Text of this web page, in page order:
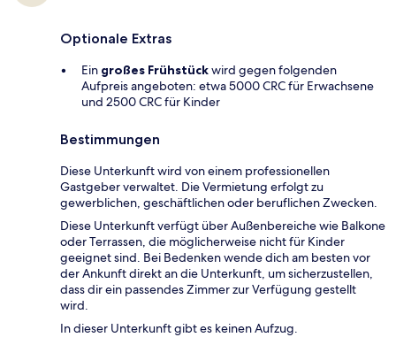
Optionale Extras
Ein großes Frühstückwird gegen folgenden
Aufpreis angeboten: etwa 5000 CRC für Erwachsene
und 2500 CRC für Kinder
Bestimmungen
Diese Unterkunft wird von einem professionellen
Gastgeber verwaltet. Die Vermietung erfolgt zu
gewerblichen, geschäftlichen oder beruflichen Zwecken.
Diese Unterkunft verfügt über Außenbereiche wie Balkone
oder Terrassen, die möglicherweise nicht für Kinder
geeignet sind. Bei Bedenken wende dich am besten vor
der Ankunft direkt an die Unterkunft, um sicherzustellen,
dass dir ein passendes Zimmer zur Verfügung gestellt
wird.
In dieser Unterkunft gibt es keinen Aufzug.